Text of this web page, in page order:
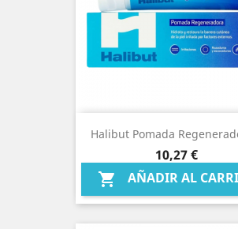
Halibut Pomada
Precio
10,27 €
 AÑADIR AL